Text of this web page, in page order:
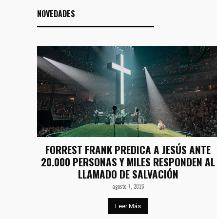
NOVEDADES
FORREST FRANK PREDICA A JESÚS ANTE
20.000 PERSONAS Y MILES RESPONDEN AL
LLAMADO DE SALVACIÓN
agosto 7, 2026
Leer Más